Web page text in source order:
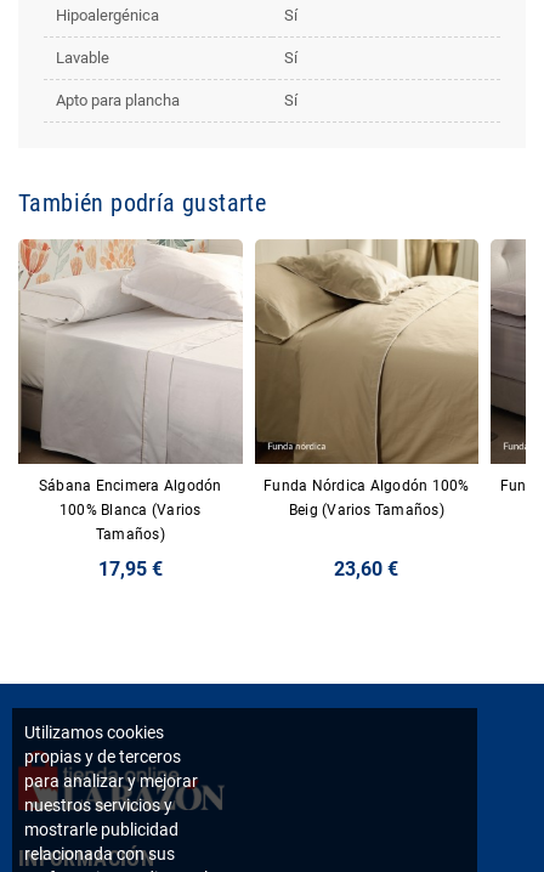
Hipoalergénica Sí
Lavable Sí
Apto para plancha Sí
También podría gustarte
Sábana Encimera Algodón
100% Blanca (Varios
Tamaños)
17,95 €
Funda Nórdica Algodón 100%
Beig (Varios Tamaños)
23,60 €
INFORMACIÓN
Utilizamos cookies
propias y de terceros
para analizar y mejorar
nuestros servicios y
mostrarle publicidad
relacionada con sus